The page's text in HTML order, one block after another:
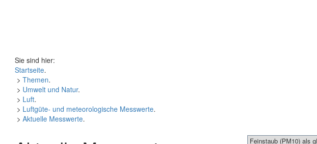
Sie sind hier:
Startseite.
> Themen.
> Umwelt und Natur.
> Luft.
> Luftgüte- und meteorologische Messwerte.
> Aktuelle Messwerte.